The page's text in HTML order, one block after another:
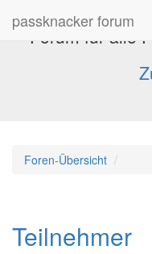
passknacker forum
Forum für alle
Foren-Übersicht
Teilnehmer